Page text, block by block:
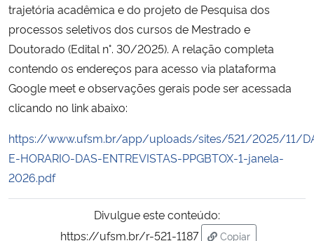
Controladoria-Geral da União
Ministério da Mulher, da Família e dos Direitos Humanos
Secretaria-Geral
Gabinete de Segurança Institucional
Advocacia-Geral da União
Banco Central do Brasil
trajetória acadêmica e do projeto de Pesquisa dos
processos seletivos dos cursos de Mestrado e
Doutorado (Edital n°. 30/2025). A relação completa
contendo os endereços para acesso via plataforma
Google meet e observações gerais pode ser acessada
clicando no link abaixo:
https://www.ufsm.br/app/uploads/sites/521/2025/11/
E-HORARIO-DAS-ENTREVISTAS-PPGBTOX-1-janela-
2026.pdf
Divulgue este conteúdo:
https://ufsm.br/r-521-1187
Copiar